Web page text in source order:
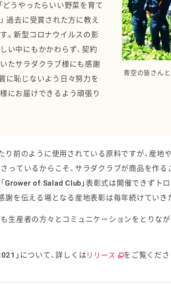
青空の皆さん
どうやったらいい野菜を育て
過去に受賞された方に教え
。新型コロナウイルスの影
い中にもかかわらず、契約
たサラダクラブ様にも感謝
に恥じないよう日々努力を
にお届けできるよう頑張り
り前のように使用されている原料ですが、産地
っているからこそ、サラダクラブが商品を作る
Grower of Salad Club 」表彰式は開催できずト
謝を伝える場となる産地表彰は毎年続けていき
生産者の方々とコミュニケーションをとりな
」 について、詳しくは リリース をご覧くださ